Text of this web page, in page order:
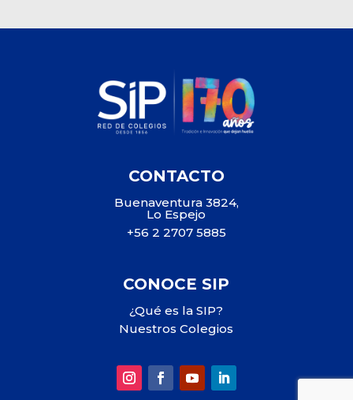
CONTACTO
Buenaventura 3824,
Lo Espejo
+56 2 2707 5885
CONOCE SIP
¿Qué es la SIP?
Nuestros Colegios